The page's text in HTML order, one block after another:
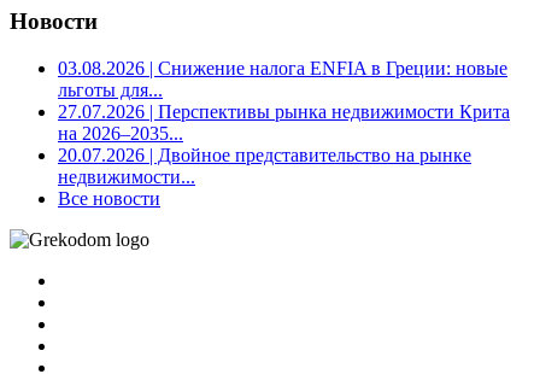
Новости
03.08.2026 | Снижение налога ENFIA в Греции: новые
льготы для...
27.07.2026 | Перспективы рынка недвижимости Крита
на 2026–2035...
20.07.2026 | Двойное представительство на рынке
недвижимости...
Все новости